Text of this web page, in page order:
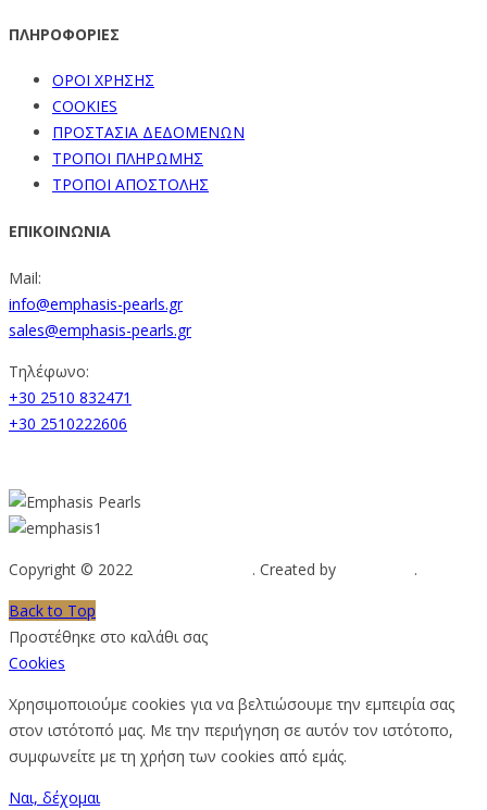
ΠΛΗΡΟΦΟΡΙΕΣ
ΟΡΟΙ ΧΡΗΣΗΣ
COOKIES
ΠΡΟΣΤΑΣΙΑ ΔΕΔΟΜΕΝΩΝ
ΤΡΟΠΟΙ ΠΛΗΡΩΜΗΣ
ΤΡΟΠΟΙ ΑΠΟΣΤΟΛΗΣ
ΕΠΙΚΟΙΝΩΝΙΑ
Mail:
info@emphasis-pearls.gr
sales@emphasis-pearls.gr
Τηλέφωνο:
+30 2510 832471
+30 2510222606
Copyright © 2022 . Created by
.
Back to Top
Προστέθηκε στο καλάθι σας
Cookies
Χρησιμοποιούμε cookies για να βελτιώσουμε την εμπειρία σας
στον ιστότοπό μας. Με την περιήγηση σε αυτόν τον ιστότοπο,
συμφωνείτε με τη χρήση των cookies από εμάς.
Ναι, δέχομαι